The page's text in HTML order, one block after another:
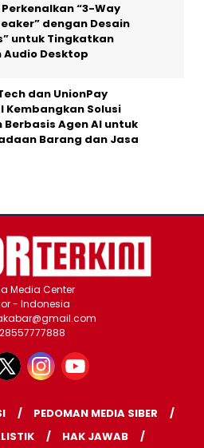
“3-Way
dengan Desain
untuk Tingkatkan
Desktop
dan UnionPay
Solusi
Agen AI untuk
Barang dan Jasa
Media Center
- Indonesia
PEDOMAN MEDIA SIBER
HAK JAWAB